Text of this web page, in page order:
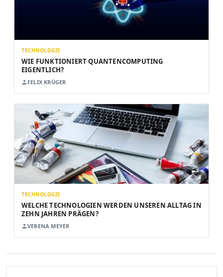
TECHNOLOGIE
WIE FUNKTIONIERT QUANTENCOMPUTING
EIGENTLICH?
FELIX KRÜGER
TECHNOLOGIE
WELCHE TECHNOLOGIEN WERDEN UNSEREN ALLTAG IN
ZEHN JAHREN PRÄGEN?
VERENA MEYER